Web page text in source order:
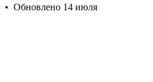
• Обновлено 14 июля